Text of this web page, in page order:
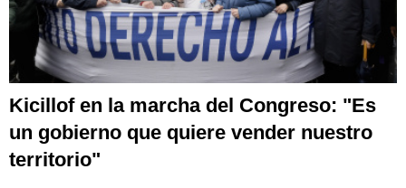
Kicillof en la marcha del Congreso: "Es
un gobierno que quiere vender nuestro
territorio"